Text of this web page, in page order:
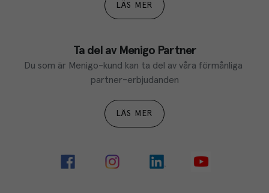
LÄS MER
Ta del av Menigo Partner
Du som är Menigo-kund kan ta del av våra förmånliga
partner-erbjudanden
LÄS MER